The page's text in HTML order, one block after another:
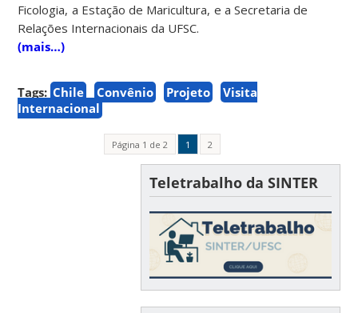
Ficologia, a Estação de Maricultura, e a Secretaria de
Relações Internacionais da UFSC.
(mais…)
Tags: Chile Convênio Projeto
Visita
Internacional
Página 1 de 2 1 2
Teletrabalho da SINTER